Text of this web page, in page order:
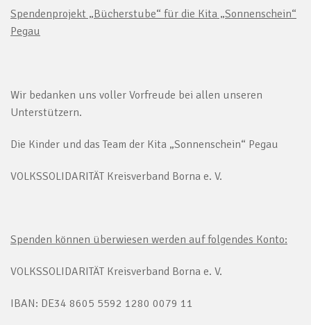
Spendenprojekt „Bücherstube“ für die Kita „Sonnenschein“
Pegau
Wir bedanken uns voller Vorfreude bei allen unseren
Unterstützern.
Die Kinder und das Team der Kita „Sonnenschein“ Pegau
VOLKSSOLIDARITÄT Kreisverband Borna e. V.
Spenden können überwiesen werden auf folgendes Konto:
VOLKSSOLIDARITÄT Kreisverband Borna e. V.
IBAN: DE34 8605 5592 1280 0079 11